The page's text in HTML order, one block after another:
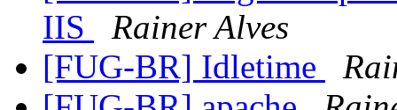
IIS
Rainer Alves
[FUG-BR] Idletime